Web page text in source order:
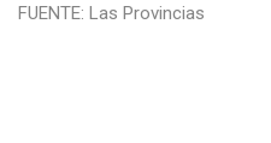
FUENTE: Las Provincias